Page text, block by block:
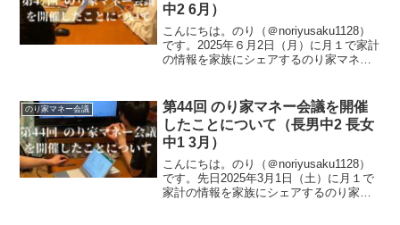
中2 6月）
こんにちは。のり（＠noriyusaku1128）
です。2025年６月2日（月）に月１で家計
の情報を家族にシェアするのり家マネー
ネー会議です。今回も家族で様...
のり家マネー会議
第44回 のり家マネー会議を開催
したことについて（長男中2 長女
中1 3月）
こんにちは。のり（＠noriyusaku1128）
です。先日2025年3月1日（土）に月１で
家計の情報を家族にシェアするのり家マ